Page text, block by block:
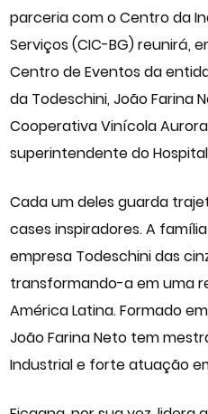
parceria com o Centro da
Serviços (CIC-BG) reunirá,
Centro de Eventos da
da Todeschini, João Farina
Cooperativa Vinícola
superintendente do
Cada um deles guarda
cases inspiradores. A
empresa Todeschini das
transformando-a em uma
América Latina. Formado
João Farina Neto tem
Industrial e forte atuação